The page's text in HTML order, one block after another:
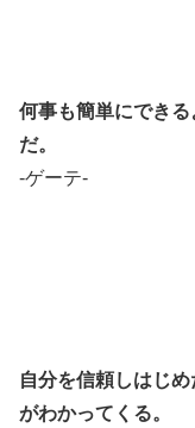
何事も簡単にでき
だ。
-ゲーテ-
自分を信頼しはじ
がわかってくる。